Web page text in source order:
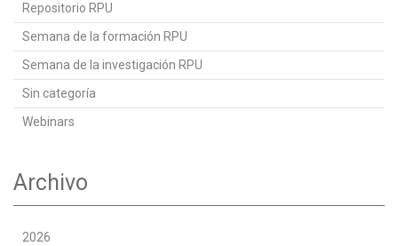
Repositorio RPU
Semana de la formación RPU
Semana de la investigación RPU
Sin categoría
Webinars
Archivo
2026